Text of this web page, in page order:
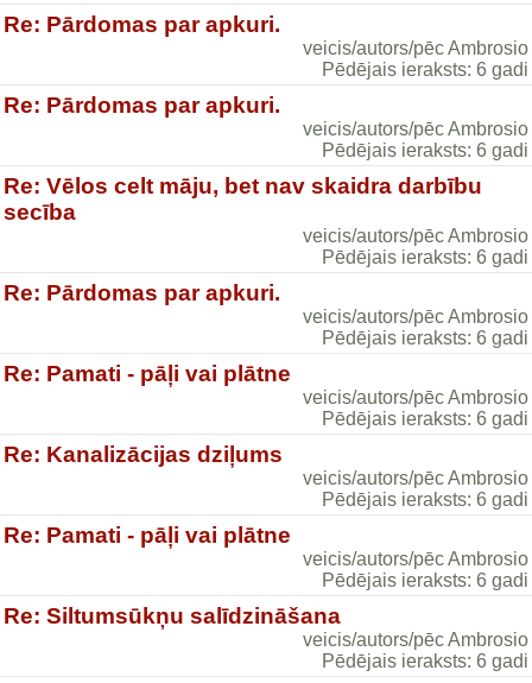
Re: Pārdomas par apkuri.
veicis/autors/pēc Ambrosio
Pēdējais ieraksts: 6 gadi
Re: Pārdomas par apkuri.
veicis/autors/pēc Ambrosio
Pēdējais ieraksts: 6 gadi
Re: Vēlos celt māju, bet nav skaidra darbību
secība
veicis/autors/pēc Ambrosio
Pēdējais ieraksts: 6 gadi
Re: Pārdomas par apkuri.
veicis/autors/pēc Ambrosio
Pēdējais ieraksts: 6 gadi
Re: Pamati - pāļi vai plātne
veicis/autors/pēc Ambrosio
Pēdējais ieraksts: 6 gadi
Re: Kanalizācijas dziļums
veicis/autors/pēc Ambrosio
Pēdējais ieraksts: 6 gadi
Re: Pamati - pāļi vai plātne
veicis/autors/pēc Ambrosio
Pēdējais ieraksts: 6 gadi
Re: Siltumsūkņu salīdzināšana
veicis/autors/pēc Ambrosio
Pēdējais ieraksts: 6 gadi